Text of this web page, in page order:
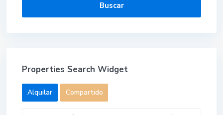
Buscar
Properties Search Widget
Alquilar Compartido